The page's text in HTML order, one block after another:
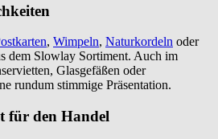
, Wimpeln, Naturkordeln oder
dem Slowlay Sortiment. Auch im
Glasgefäßen oder
rundum stimmige Präsentation.
für den Handel